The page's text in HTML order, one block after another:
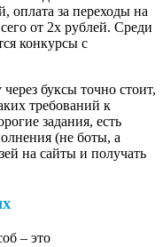
оплата за переходы на
от 2х рублей. Среди
конкурсы с
буксы точно стоит,
требований к
задания, есть
(не боты, а
на сайты и получать
– это